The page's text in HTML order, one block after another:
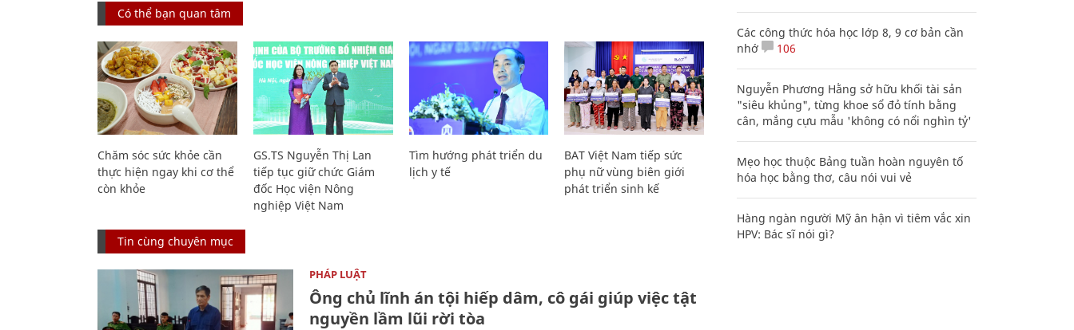
Có thể bạn quan tâm
Chăm sóc sức khỏe cần
thực hiện ngay khi cơ thể
còn khỏe
GS.TS Nguyễn Thị Lan
tiếp tục giữ chức Giám
đốc Học viện Nông
nghiệp Việt Nam
Tìm hướng phát triển du
lịch y tế
BAT Việt Nam tiếp sức
phụ nữ vùng biên giới
phát triển sinh kế
Tin cùng chuyên mục
PHÁP LUẬT
Ông chủ lĩnh án tội hiếp dâm, cô gái giúp việc tật
nguyền lầm lũi rời tòa
Các công thức hóa học lớp 8, 9 cơ bản cần
nhớ
106
Nguyễn Phương Hằng sở hữu khối tài sản
"siêu khủng", từng khoe sổ đỏ tính bằng
cân, mắng cựu mẫu 'không có nổi nghìn tỷ'
Mẹo học thuộc Bảng tuần hoàn nguyên tố
hóa học bằng thơ, câu nói vui vẻ
Hàng ngàn người Mỹ ân hận vì tiêm vắc xin
HPV: Bác sĩ nói gì?